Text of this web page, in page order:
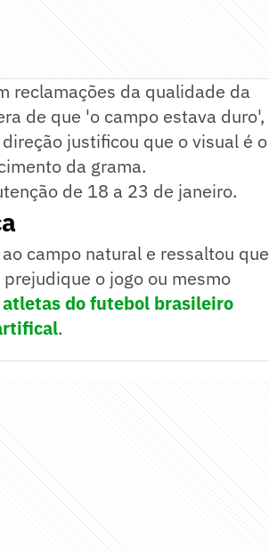
reclamações da qualidade da
de que 'o campo estava duro',
justificou que o visual é o
da grama.
de 18 a 23 de janeiro.
campo natural e ressaltou que
o jogo ou mesmo
atletas do futebol brasileiro
.